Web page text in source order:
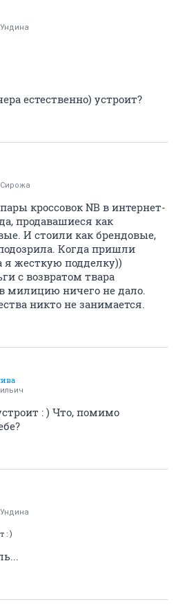
Ундинa
естественно) устроит?
Сирожа
кроссовок NB в интернет-
продавашиеся как
И стоили как брендовые,
Когда пришли
я жесткую подделку))
с возвратом твара
милицию ничего не дало.
никто не занимается.
ильич
: ) Что, помимо
Ундинa
: )